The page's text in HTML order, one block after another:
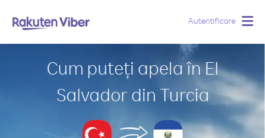
Autentificare
Cum puteți apela în El
Salvador din Turcia